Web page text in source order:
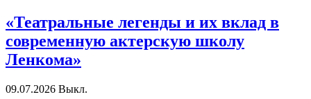
«Театральные легенды и их вклад в
современную актерскую школу
Ленкома»
09.07.2026 Выкл.